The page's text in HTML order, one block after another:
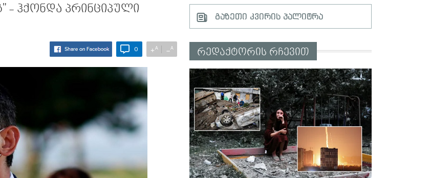
- ჰქონდა პრინციპული
0 +A −A
გაზეთი კვირის პალიტრა
რედაქტორის რჩევით